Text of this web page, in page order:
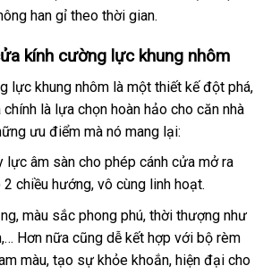
han gỉ theo thời gian.
kính cường lực khung nhôm
lực khung nhôm là một thiết kế đột phá,
là lựa chọn hoàn hảo cho căn nhà
ưu điểm mà nó mang lại:
lực âm sàn cho phép cánh cửa mở ra
chiều hướng, vô cùng linh hoạt.
màu sắc phong phú, thời thượng như
Hơn nữa cũng dễ kết hợp với bộ rèm
màu, tạo sự khỏe khoắn, hiện đại cho